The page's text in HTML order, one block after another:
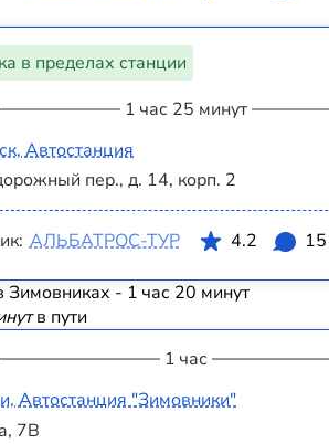
в пределах станции
1 час 25 минут
Автостанция
пер., д. 14, корп. 2
АЛЬБАТРОС-ТУР 4.2 15
Зимовниках - 1 час 20 минут
в пути
1 час
Автостанция "Зимовники"
7В